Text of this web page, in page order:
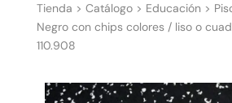
Tienda > Catálogo> Educación >
Negro con chips colores / liso o
110.908